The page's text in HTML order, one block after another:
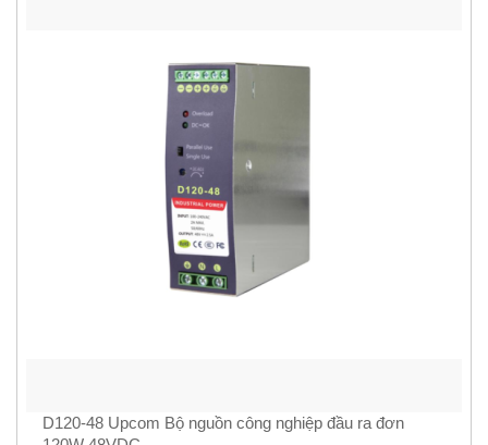
D120-48 Upcom Bộ nguồn công nghiệp đầu ra đơn